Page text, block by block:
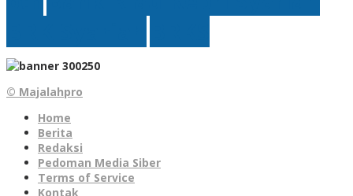
© Majalahpro
Home
Berita
Redaksi
Pedoman Media Siber
Terms of Service
Kontak